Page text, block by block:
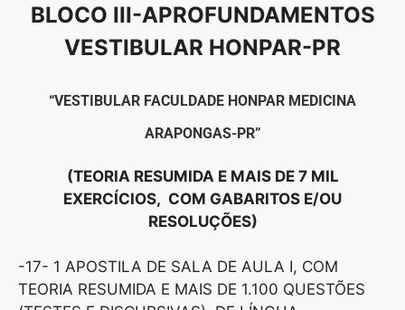
BLOCO III-APROFUNDAMENTOS
VESTIBULAR HONPAR-PR
“VESTIBULAR FACULDADE HONPAR MEDICINA
ARAPONGAS-PR”
(TEORIA RESUMIDA E MAIS DE 7 MIL
EXERCÍCIOS, COM GABARITOS E/OU
RESOLUÇÕES)
-17- 1 APOSTILA DE SALA DE AULA I, COM
TEORIA RESUMIDA E MAIS DE 1.100 QUESTÕES